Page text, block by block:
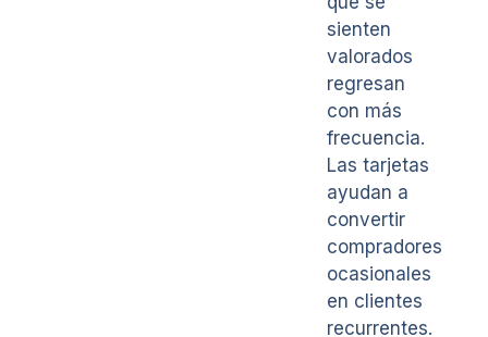
sienten
valorados
regresan
con más
frecuencia.
Las tarjetas
ayudan a
convertir
compradores
ocasionales
en clientes
recurrentes.